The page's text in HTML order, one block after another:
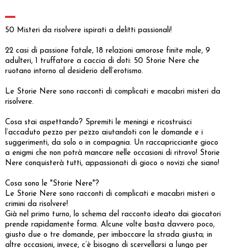
50 Misteri da risolvere ispirati a delitti passionali!
22 casi di passione fatale, 18 relazioni amorose finite male, 9
adulteri, 1 truffatore a caccia di doti: 50 Storie Nere che
ruotano intorno al desiderio dell’erotismo.
Le Storie Nere sono racconti di complicati e macabri misteri da
risolvere.
Cosa stai aspettando? Spremiti le meningi e ricostruisci
l’accaduto pezzo per pezzo aiutandoti con le domande e i
suggerimenti, da solo o in compagnia. Un raccapricciante gioco
a enigmi che non potrà mancare nelle occasioni di ritrovo! Storie
Nere conquisterà tutti, appassionati di gioco o novizi che siano!
Cosa sono le "Storie Nere"?
Le Storie Nere sono racconti di complicati e macabri misteri o
crimini da risolvere!
Già nel primo turno, lo schema del racconto ideato dai giocatori
prende rapidamente forma. Alcune volte basta davvero poco,
giusto due o tre domande, per imboccare la strada giusta; in
altre occasioni, invece, c’è bisogno di scervellarsi a lungo per